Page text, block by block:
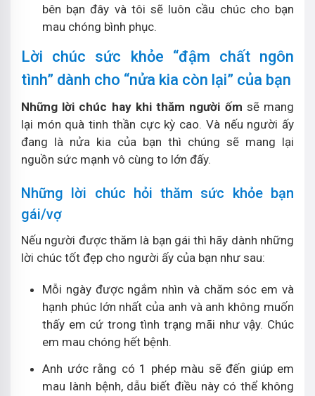
bên bạn đây và tôi sẽ luôn cầu chúc cho bạn
mau chóng bình phục.
Lời chúc sức khỏe “đậm chất ngôn
tình” dành cho “nửa kia còn lại” của bạn
Những lời chúc hay khi thăm người ốm sẽ mang
lại món quà tinh thần cực kỳ cao. Và nếu người ấy
đang là nửa kia của bạn thì chúng sẽ mang lại
nguồn sức mạnh vô cùng to lớn đấy.
Những lời chúc hỏi thăm sức khỏe bạn
gái/vợ
Nếu người được thăm là bạn gái thì hãy dành những
lời chúc tốt đẹp cho người ấy của bạn như sau:
Mỗi ngày được ngắm nhìn và chăm sóc em và
hạnh phúc lớn nhất của anh và anh không muốn
thấy em cứ trong tình trạng mãi như vậy. Chúc
em mau chóng hết bệnh.
Anh ước rằng có 1 phép màu sẽ đến giúp em
mau lành bệnh, dẫu biết điều này có thể không